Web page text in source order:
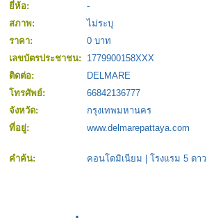
ยี่ห้อ: -
สภาพ:
ไม่ระบุ
ราคา:
0 บาท
เลขบัตรประชาชน:
1779900158XXX
ติดต่อ:
DELMARE
โทรศัพย์:
66842136777
จังหวัด:
กรุงเทพมหานคร
ที่อยู่:
www.delmarepattaya.com
คำค้น: คอนโดมิเนียม โรงแรม 5 ดาว